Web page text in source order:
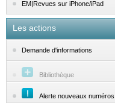
EM|Revues sur iPhone/iPad
Les actions
Demande d'informations
Bibliothèque
Alerte nouveaux numéros